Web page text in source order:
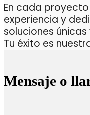
En cada
experiencia y
soluciones
Tu éxito es
Mensaje o